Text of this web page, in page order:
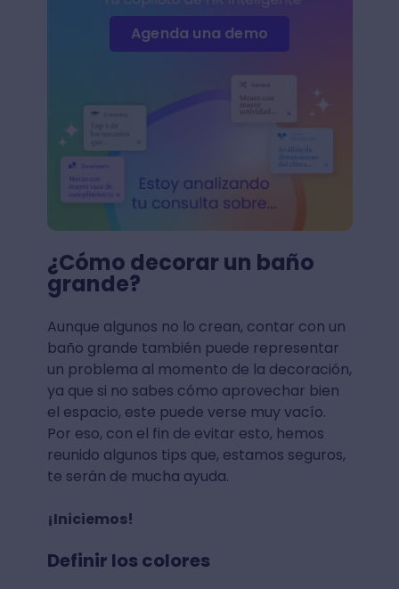
Agenda una demo
¿Cómo decorar un baño
grande?
Aunque algunos no lo crean, contar con un
baño grande también puede representar
un problema al momento de la decoración,
ya que si no sabes cómo aprovechar bien
el espacio, este puede verse muy vacío.
Por eso, con el fin de evitar esto, hemos
reunido algunos tips que, estamos seguros,
te serán de mucha ayuda.
¡Iniciemos!
Definir los colores